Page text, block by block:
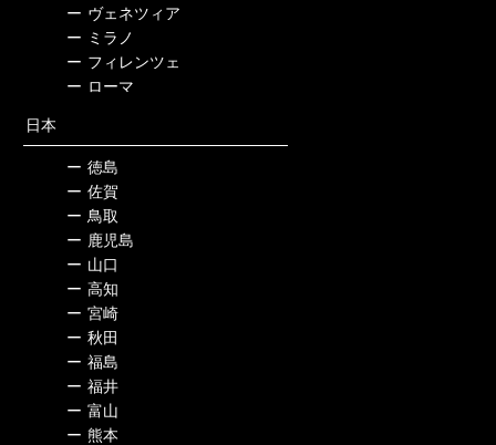
ー ヴェネツィア
ー ミラノ
ー フィレンツェ
ー ローマ
日本
ー 徳島
ー 佐賀
ー 鳥取
ー 鹿児島
ー 山口
ー 高知
ー 宮崎
ー 秋田
ー 福島
ー 福井
ー 富山
ー 熊本